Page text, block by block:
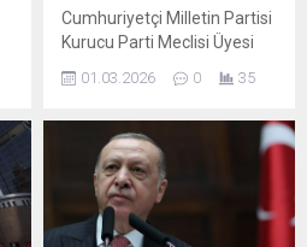
Cumhuriyetçi Milletin Partisi
Kurucu Parti Meclisi Üyesi
Mesaj Siyaset camiası,
ilkeli duruşuyla tanınan Ali
Kırmızıbayrak’ın vefatıyla
derin bir üzüntü yaşadı.
Cumhuriyetçi Milletin Partisi
Kurucu Parti Meclisi Üyesi
01.03.2026 0 35